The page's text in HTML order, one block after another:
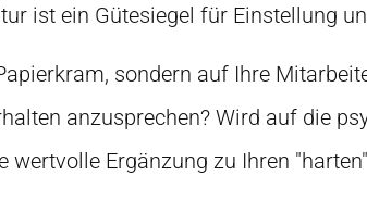
ist ein Gütesiegel für Einstellung
sondern auf Ihre
anzusprechen? Wird auf die
wertvolle Ergänzung zu Ihren